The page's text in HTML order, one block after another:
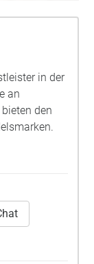
in der
an
den